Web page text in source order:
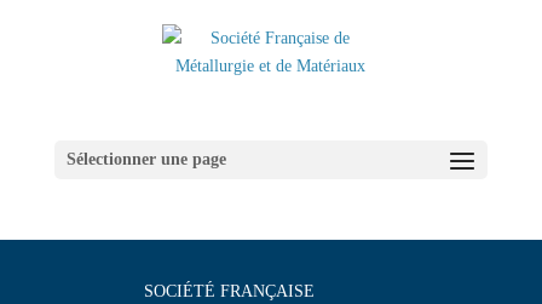
Sélectionner une page
SOCIÉTÉ FRANÇAISE